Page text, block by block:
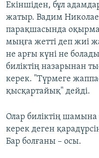
Екіншіден, бұл
жатыр. Вадим
парақшасында
мыңға жетті деп жиі
не арғы күні не
биліктің назарынан
керек. "Түрмеге
қысқартайық" дейді.
Олар биліктің шамына
керек деген
Бар болғаны – осы.